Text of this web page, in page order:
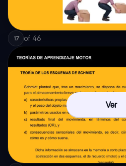
17 of 46
Ver